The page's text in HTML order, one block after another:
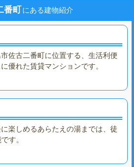
町 にある建物紹介
佐古二番町に位置する、生活利便
優れた賃貸マンションです。
楽しめるあらたえの湯までは、徒
す。